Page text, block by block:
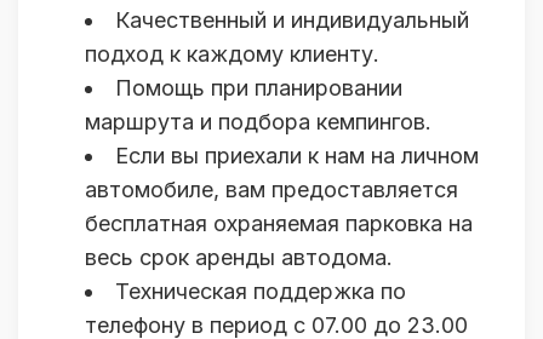
Качественный и индивидуальный
подход к каждому клиенту.
Помощь при планировании
маршрута и подбора кемпингов.
Если вы приехали к нам на личном
автомобиле, вам предоставляется
бесплатная охраняемая парковка на
весь срок аренды автодома.
Техническая поддержка по
телефону в период с 07.00 до 23.00